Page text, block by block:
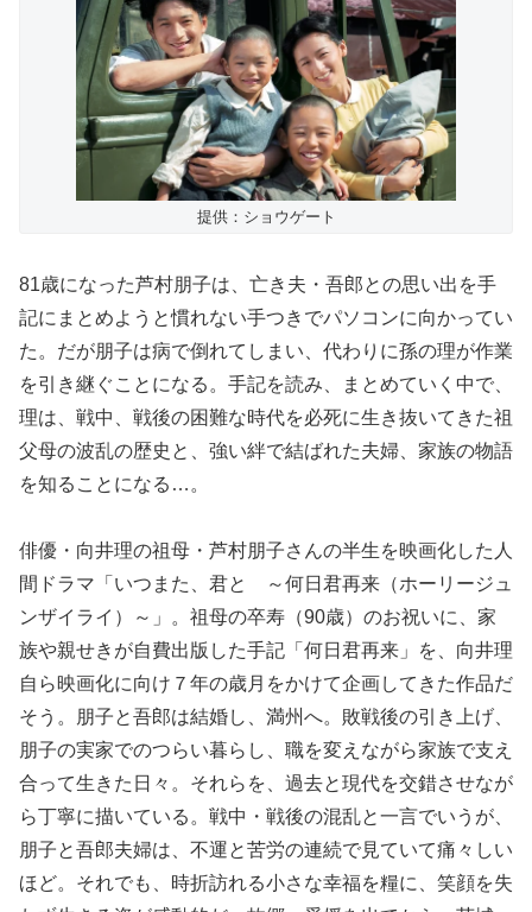
提供：ショウゲート
81歳になった芦村朋子は、亡き夫・吾郎との思い出を手
記にまとめようと慣れない手つきでパソコンに向かってい
た。だが朋子は病で倒れてしまい、代わりに孫の理が作業
を引き継ぐことになる。手記を読み、まとめていく中で、
理は、戦中、戦後の困難な時代を必死に生き抜いてきた祖
父母の波乱の歴史と、強い絆で結ばれた夫婦、家族の物語
を知ることになる…。
俳優・向井理の祖母・芦村朋子さんの半生を映画化した人
間ドラマ「いつまた、君と ～何日君再来（ホーリージュ
ンザイライ）～」。祖母の卒寿（90歳）のお祝いに、家
族や親せきが自費出版した手記「何日君再来」を、向井理
自ら映画化に向け７年の歳月をかけて企画してきた作品だ
そう。朋子と吾郎は結婚し、満州へ。敗戦後の引き上げ、
朋子の実家でのつらい暮らし、職を変えながら家族で支え
合って生きた日々。それらを、過去と現代を交錯させなが
ら丁寧に描いている。戦中・戦後の混乱と一言でいうが、
朋子と吾郎夫婦は、不運と苦労の連続で見ていて痛々しい
ほど。それでも、時折訪れる小さな幸福を糧に、笑顔を失